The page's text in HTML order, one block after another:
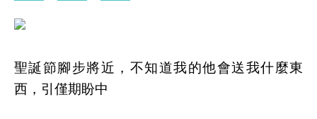
聖誕節腳步將近，不知道我的他會送我什麼東
西，引僅期盼中